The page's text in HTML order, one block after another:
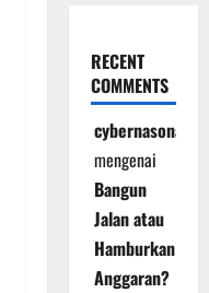
RECENT
COMMENTS
cybernasonal
mengenai
Bangun
Jalan atau
Hamburkan
Anggaran?